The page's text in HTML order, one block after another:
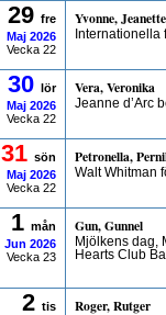
29 fre
Maj 2026
Vecka 22
Yvonne, Jeanette
Internationella
30 lör
Maj 2026
Vecka 22
Vera, Veronika
Jeanne d’Arc
31 sön
Maj 2026
Vecka 22
Petronella,
Walt Whitman
1 mån
Jun 2026
Vecka 23
Gun, Gunnel
Mjölkens dag,
Hearts Club
2 tis
Roger, Rutger